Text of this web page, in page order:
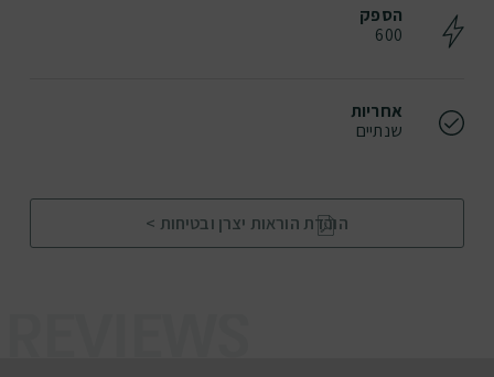
הספק
600
אחריות
שנתיים
הורדת הוראות יצרן ובטיחות >